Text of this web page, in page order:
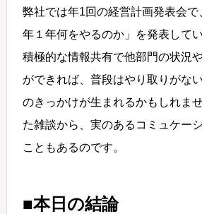
弊社では年1回の経営計画発表会
年１年何をやるのか」を発表して
積極的な情報共有で他部門の状況
ができれば、普段はやり取りがな
のきっかけが生まれるかもしれま
た雑談から、実のあるコミュケー
こともあるのです。
■本日の結論